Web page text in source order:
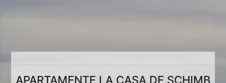
APARTAMENTE LA CASA DE SCHIMB